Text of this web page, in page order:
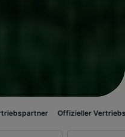
Offizieller Vertriebspartner